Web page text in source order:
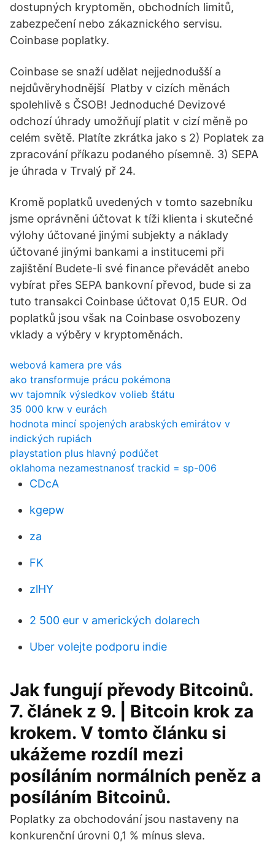
dostupných kryptoměn, obchodních limitů,
zabezpečení nebo zákaznického servisu.
Coinbase poplatky.
Coinbase se snaží udělat nejjednodušší a
nejdůvěryhodnější Platby v cizích měnách
spolehlivě s ČSOB! Jednoduché Devizové
odchozí úhrady umožňují platit v cizí měně po
celém světě. Platíte zkrátka jako s 2) Poplatek za
zpracování příkazu podaného písemně. 3) SEPA
je úhrada v Trvalý př 24.
Kromě poplatků uvedených v tomto sazebníku
jsme oprávněni účtovat k tíži klienta i skutečné
výlohy účtované jinými subjekty a náklady
účtované jinými bankami a institucemi při
zajištění Budete-li své finance převádět anebo
vybírat přes SEPA bankovní převod, bude si za
tuto transakci Coinbase účtovat 0,15 EUR. Od
poplatků jsou však na Coinbase osvobozeny
vklady a výběry v kryptoměnách.
webová kamera pre vás
ako transformuje prácu pokémona
wv tajomník výsledkov volieb štátu
35 000 krw v eurách
hodnota mincí spojených arabských emirátov v
indických rupiách
playstation plus hlavný podúčet
oklahoma nezamestnanosť trackid = sp-006
CDcA
kgepw
za
FK
zlHY
2 500 eur v amerických dolarech
Uber volejte podporu indie
Jak fungují převody Bitcoinů.
7. článek z 9. | Bitcoin krok za
krokem. V tomto článku si
ukážeme rozdíl mezi
posíláním normálních peněz a
posíláním Bitcoinů.
Poplatky za obchodování jsou nastaveny na
konkurenční úrovni 0,1 % mínus sleva.